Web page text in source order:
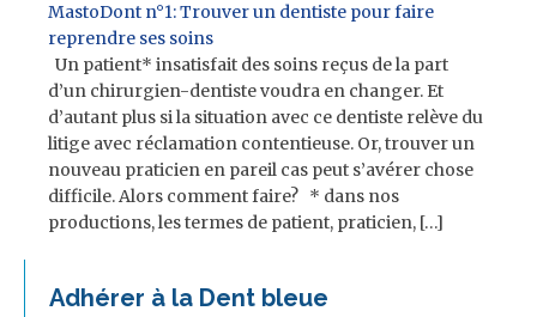
MastoDont n°1: Trouver un dentiste pour faire
reprendre ses soins
Un patient* insatisfait des soins reçus de la part
d’un chirurgien-dentiste voudra en changer. Et
d’autant plus si la situation avec ce dentiste relève du
litige avec réclamation contentieuse. Or, trouver un
nouveau praticien en pareil cas peut s’avérer chose
difficile. Alors comment faire? * dans nos
productions, les termes de patient, praticien, […]
Adhérer à la Dent bleue